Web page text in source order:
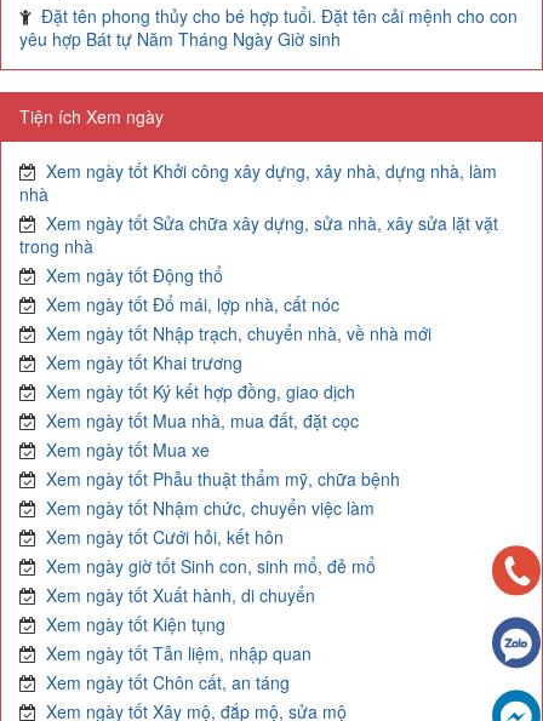
Đặt tên phong thủy cho bé hợp tuổi. Đặt tên cải mệnh cho con
yêu hợp Bát tự Năm Tháng Ngày Giờ sinh
Tiện ích Xem ngày
Xem ngày tốt Khởi công xây dựng, xây nhà, dựng nhà, làm
nhà
Xem ngày tốt Sửa chữa xây dựng, sửa nhà, xây sửa lặt vặt
trong nhà
Xem ngày tốt Động thổ
Xem ngày tốt Đổ mái, lợp nhà, cất nóc
Xem ngày tốt Nhập trạch, chuyển nhà, về nhà mới
Xem ngày tốt Khai trương
Xem ngày tốt Ký kết hợp đồng, giao dịch
Xem ngày tốt Mua nhà, mua đất, đặt cọc
Xem ngày tốt Mua xe
Xem ngày tốt Phẫu thuật thẩm mỹ, chữa bệnh
Xem ngày tốt Nhậm chức, chuyển việc làm
Xem ngày tốt Cưới hỏi, kết hôn
Xem ngày giờ tốt Sinh con, sinh mổ, đẻ mổ
Xem ngày tốt Xuất hành, di chuyển
Xem ngày tốt Kiện tụng
Xem ngày tốt Tẫn liệm, nhập quan
Xem ngày tốt Chôn cất, an táng
Xem ngày tốt Xây mộ, đắp mộ, sửa mộ